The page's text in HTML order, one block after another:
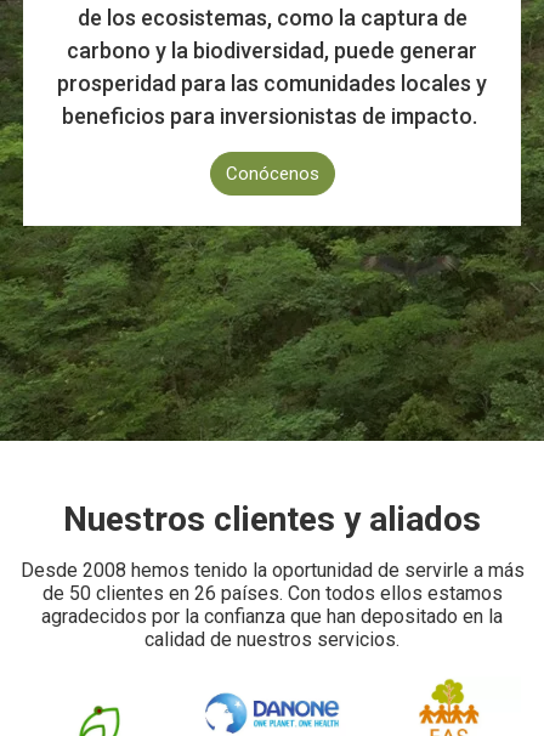
de los ecosistemas, como la captura de
carbono y la biodiversidad, puede generar
prosperidad para las comunidades locales y
beneficios para inversionistas de impacto.
Conócenos
Nuestros clientes y aliados
Desde 2008 hemos tenido la oportunidad de servirle a más
de 50 clientes en 26 países. Con todos ellos estamos
agradecidos por la confianza que han depositado en la
calidad de nuestros servicios.